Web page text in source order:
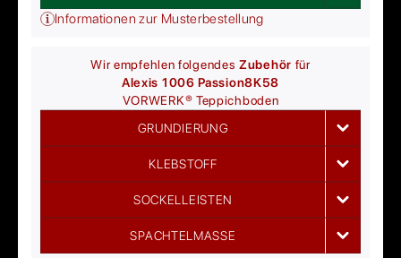
Informationen zur Musterbestellung
Wir empfehlen folgendesZubehör für
Alexis 1006 Passion8K58
VORWERK® Teppichboden
GRUNDIERUNG
KLEBSTOFF
SOCKELLEISTEN
SPACHTELMASSE